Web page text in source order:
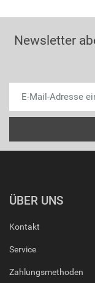
Newsletter
ÜBER UNS
Kontakt
Service
Zahlungsmethoden